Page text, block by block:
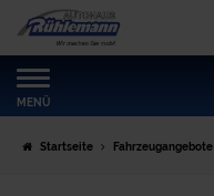
Zum
Hauptinhalt
springen
MENÜ
Startseite Fahrzeugangebote